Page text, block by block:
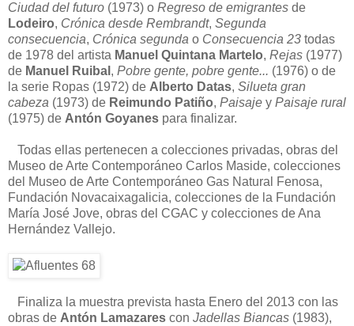
Ciudad del futuro (1973) o Regreso de emigrantes de
Lodeiro, Crónica desde Rembrandt, Segunda
consecuencia, Crónica segunda o Consecuencia 23 todas
de 1978 del artista Manuel Quintana Martelo, Rejas (1977)
de Manuel Ruibal , Pobre gente, pobre gente... (1976) o de
la serie Ropas (1972) de Alberto Datas, Silueta gran
cabeza (1973) de Reimundo Patiño, Paisaje y Paisaje rural
(1975) de Antón Goyanes para finalizar.
Todas ellas pertenecen a colecciones privadas, obras del
Museo de Arte Contemporáneo Carlos Maside, colecciones
del Museo de Arte Contemporáneo Gas Natural Fenosa,
Fundación Novacaixagalicia, colecciones de la Fundación
María José Jove, obras del CGAC y colecciones de Ana
Hernández Vallejo.
Finaliza la muestra prevista hasta Enero del 2013 con las
obras de Antón Lamazares con Jadellas Biancas (1983),